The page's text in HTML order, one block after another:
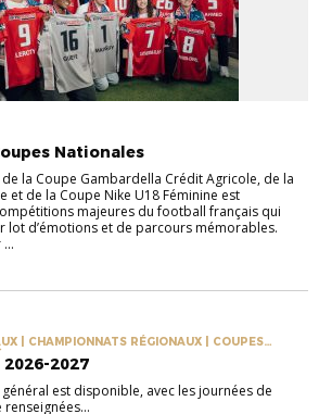
Nationales
la Coupe Gambardella Crédit Agricole, de la
et de la Coupe Nike U18 Féminine est
majeures du football français qui
lot d’émotions et de parcours mémorables.
| CHAMPIONNATS RÉGIONAUX | COUPES
2027
est disponible, avec les journées de